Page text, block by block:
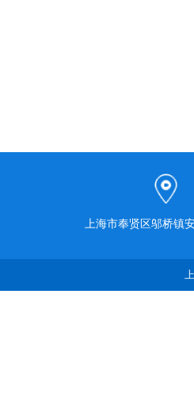
上海市奉贤区邬桥镇